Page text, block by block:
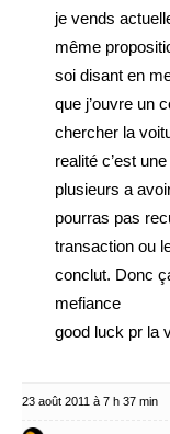
je vends
même
soi disant en
que j’ouvre un
chercher la
realité c’est
plusieurs a
pourras pas
transaction ou
conclut. Donc
mefiance
good luck pr la
23 août 2011 à 7 h 37 min